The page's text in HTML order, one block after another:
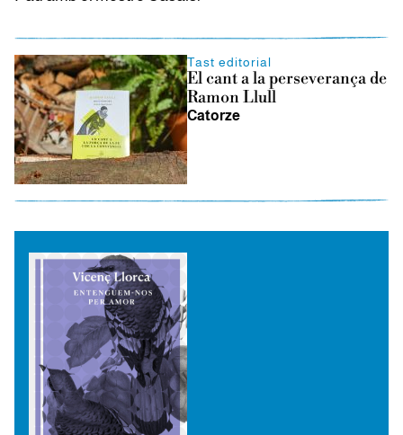
Tast editorial
El cant a la perseverança de
Ramon Llull
Catorze